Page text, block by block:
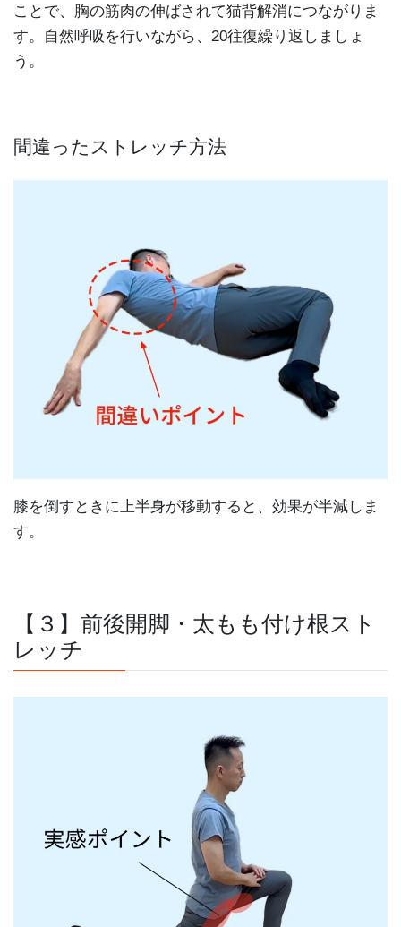
ことで、胸の筋肉の伸ばされて猫背解消につながりま
す。自然呼吸を行いながら、20往復繰り返しましょ
う。
間違ったストレッチ方法
膝を倒すときに上半身が移動すると、効果が半減しま
す。
【３】前後開脚・太もも付け根スト
レッチ